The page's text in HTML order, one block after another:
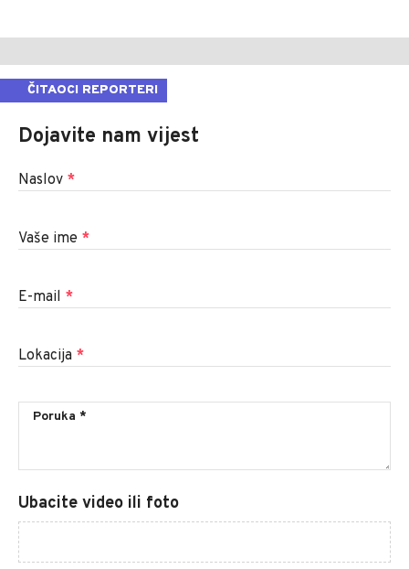
ČITAOCI REPORTERI
Dojavite nam vijest
Naslov *
Vaše ime *
E-mail *
Lokacija *
Ubacite video ili foto